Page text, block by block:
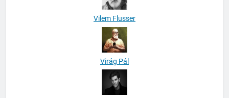
Vilem Flusser
Virág Pál